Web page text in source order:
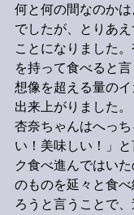
何と何の間なのか
でしたが、とりあ
ことになりました
を持って食べると言
想像を超える量の
出来上がりました。
杏奈ちゃんはへっ
い！美味しい！」
ク食べ進んではい
のものを延々と食
ろうと言うことで